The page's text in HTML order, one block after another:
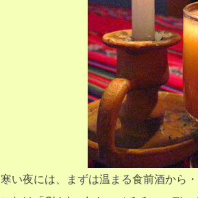
寒い夜には、まずは温まる食前酒から・